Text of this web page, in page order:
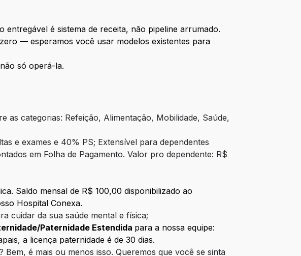
entregável é sistema de receita, não pipeline arrumado.
— esperamos você usar modelos existentes para
só operá-la.
as categorias: Refeição, Alimentação, Mobilidade, Saúde,
e exames e 40% PS; Extensível para dependentes
em Folha de Pagamento. Valor pro dependente: R$
Saldo mensal de R$ 100,00 disponibilizado ao
Hospital Conexa.
cuidar da sua saúde mental e física;
Paternidade Estendida para a nossa equipe:
a licença paternidade é de 30 dias.
Bem, é mais ou menos isso. Queremos que você se sinta